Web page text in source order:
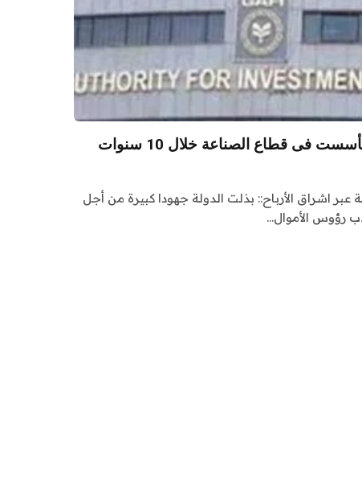
عبر اشراق الأرباح:: بذلت الدولة جهودا كبيرة من أجل
رؤوس الأموال…